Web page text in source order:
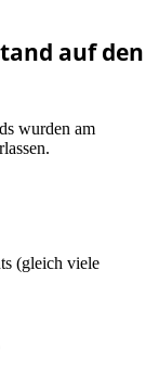
auf den
wurden am
(gleich viele